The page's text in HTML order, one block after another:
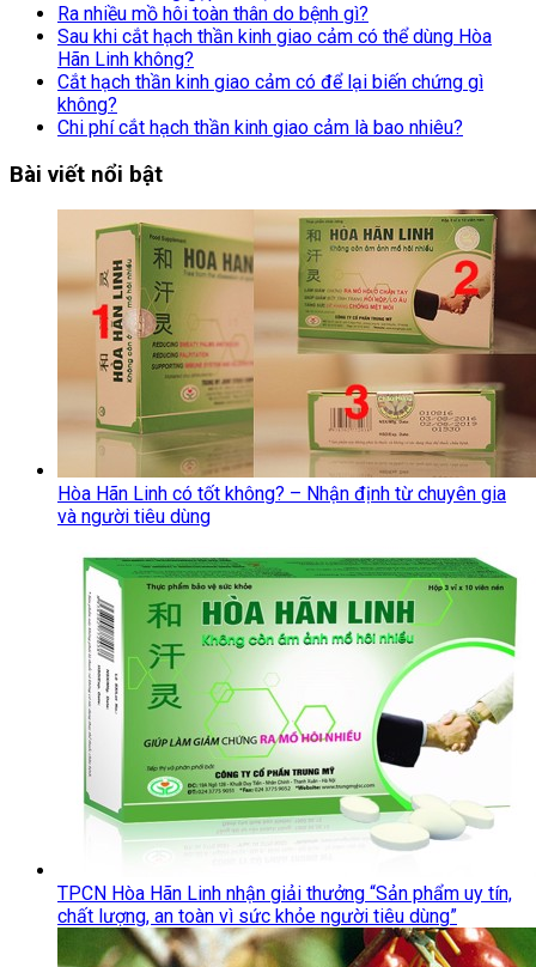
Ra nhiều mồ hôi toàn thân do bệnh gì?
Sau khi cắt hạch thần kinh giao cảm có thể dùng Hòa
Hãn Linh không?
Cắt hạch thần kinh giao cảm có để lại biến chứng gì
không?
Chi phí cắt hạch thần kinh giao cảm là bao nhiêu?
Bài viết nổi bật
Hòa Hãn Linh có tốt không? – Nhận định từ chuyên gia
và người tiêu dùng
TPCN Hòa Hãn Linh nhận giải thưởng “Sản phẩm uy tín,
chất lượng, an toàn vì sức khỏe người tiêu dùng”